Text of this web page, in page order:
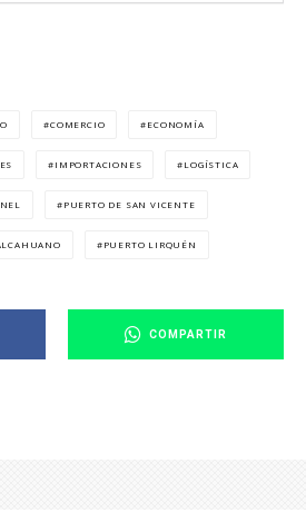
COMERCIO ECONOMÍA
IMPORTACIONES LOGÍSTICA
PUERTO DE SAN VICENTE
PUERTO LIRQUÉN
COMPARTIR